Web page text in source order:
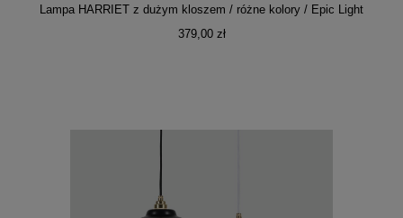
Lampa HARRIET z dużym kloszem / różne kolory / Epic Light
379,00 zł